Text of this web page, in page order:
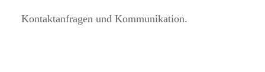
Kontaktanfragen und Kommunikation.